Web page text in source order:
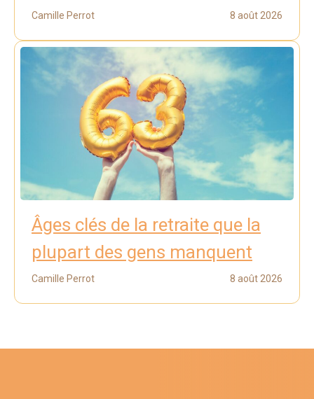
Camille Perrot 8 août 2026
Âges clés de la retraite que la
plupart des gens manquent
Camille Perrot 8 août 2026